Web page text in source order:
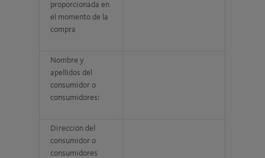
proporcionada en
el momento de la
compra
Nombre y
apellidos del
consumidor o
consumidores:
Dirección del
consumidor o
consumidores